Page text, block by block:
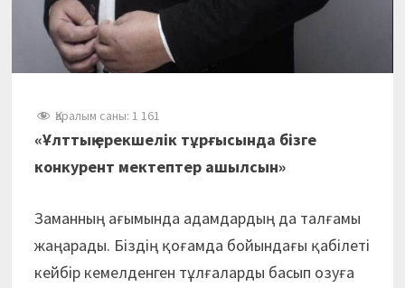
Қаралым саны: 1 161
«Ұлттық ерекшелік тұрғысында бізге
конкурент мектептер ашылсын»
Заманның ағымында адамдардың да талғамы
жаңарады. Біздің қоғамда бойындағы қабілеті
кейбір кемелденген тұлғаларды басып озуға